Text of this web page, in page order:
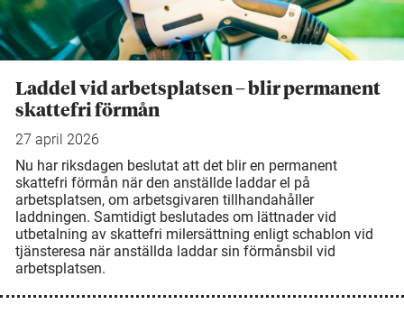
Laddel vid arbetsplatsen – blir permanent
skattefri förmån
27 april 2026
Nu har riksdagen beslutat att det blir en permanent
skattefri förmån när den anställde laddar el på
arbetsplatsen, om arbetsgivaren tillhandahåller
laddningen. Samtidigt beslutades om lättnader vid
utbetalning av skattefri milersättning enligt schablon vid
tjänsteresa när anställda laddar sin förmånsbil vid
arbetsplatsen.